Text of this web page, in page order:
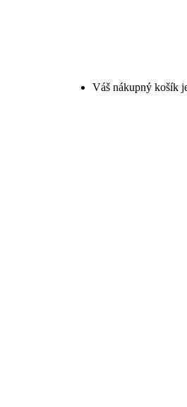
Váš nákupný košík